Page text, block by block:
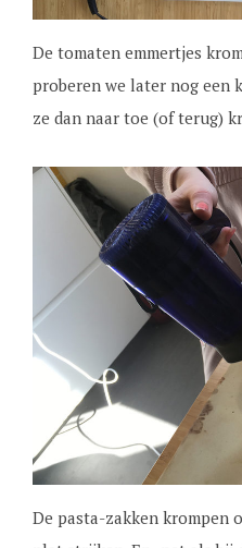
De tomaten emmertjes
proberen we later nog een
ze dan naar toe (of terug)
De pasta-zakken krompen